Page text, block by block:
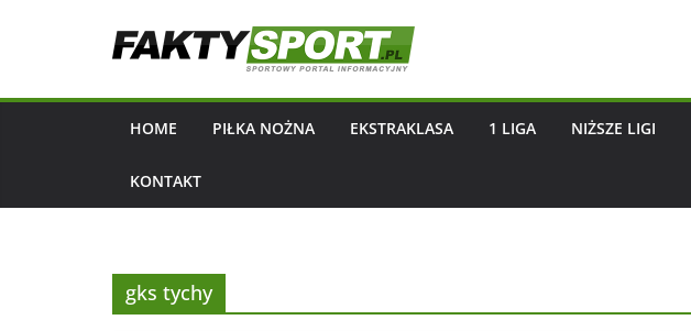
HOME PIŁKA NOŻNA EKSTRAKLASA 1 LIGA NIŻSZE LIGI
KONTAKT
gks tychy